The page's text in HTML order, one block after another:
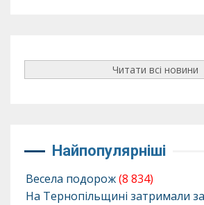
Читати всі новини
Найпопулярніші
Весела подорож(8 834)
На Тернопільщині затримали